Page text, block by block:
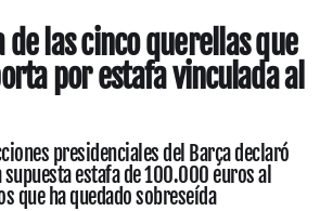
las cinco querellas que
por estafa vinculada al
presidenciales del Barça declaró
estafa de 100.000 euros al
que ha quedado sobreseída